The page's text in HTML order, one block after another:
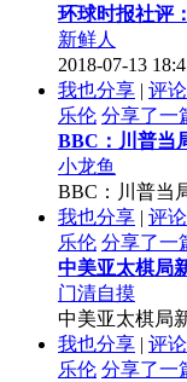
环球时报社评
新鲜人
2018-07-13
我也分享 | 评论
乐伦 分享了一
BBC：川普当
小龙鱼
BBC：川普当
我也分享 | 评论
乐伦 分享了一
中美亚太棋局
门清自摸
中美亚太棋局
我也分享 | 评论
乐伦 分享了一